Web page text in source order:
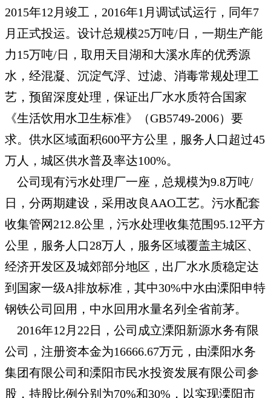
2015年12月竣工，2016年1月调试试运行，同年7
月正式投运。设计总规模25万吨/日，一期生产能
力15万吨/日，取用天目湖和大溪水库的优秀源
水，经混凝、沉淀气浮、过滤、消毒常规处理工
艺，预留深度处理，保证出厂水水质符合国家
《生活饮用水卫生标准》（GB5749-2006）要
求。供水区域面积600平方公里，服务人口超过45
万人，城区供水普及率达100%。
公司现有污水处理厂一座，总规模为9.8万吨/
日，分两期建设，采用改良AAO工艺。污水配套
收集管网212.8公里，污水处理收集范围95.12平方
公里，服务人口28万人，服务区域覆盖主城区、
经济开发区及城郊部分地区，出厂水水质稳定达
到国家一级A排放标准，其中30%中水由溧阳申特
钢铁公司回用，中水回用水量名列全省前茅。
2016年12月22日，公司成立溧阳新源水务有限
公司，注册资本金为16666.67万元，由溧阳水务
集团有限公司和溧阳市民水投资发展有限公司参
股，持股比例分别为70%和30%，以实现溧阳市